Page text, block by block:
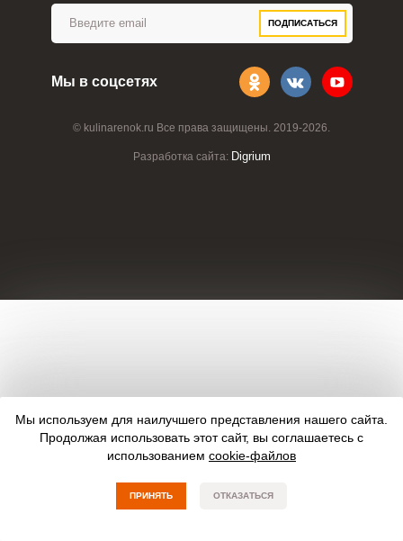
© kulinarenok.ru Все права защищены. 2019-2026.
Разработка сайта: Digrium
ПОДПИСАТЬСЯ
Мы в соцсетях
Мы используем для наилучшего представления нашего сайта.
Продолжая использовать этот сайт, вы соглашаетесь с
использованием cookie-файлов
ПРИНЯТЬ ОТКАЗАТЬСЯ